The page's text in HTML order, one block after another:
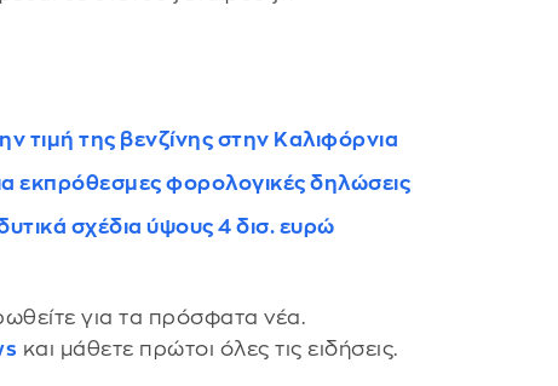
τιμή της βενζίνης στην Καλιφόρνια
εκπρόθεσμες φορολογικές δηλώσεις
σχέδια ύψους 4 δισ. ευρώ
για τα πρόσφατα νέα.
και μάθετε πρώτοι όλες τις ειδήσεις.